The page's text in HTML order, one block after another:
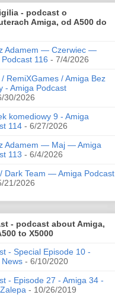
- podcast o
Amiga, od A500 do
Adamem — Czerwiec —
116 - 7/4/2026
/ RemiXGames / Amiga Bez
- Amiga Podcast
30/2026
komediowy 9 - Amiga
114 - 6/27/2026
Adamem — Maj — Amiga
113 - 6/4/2026
Dark Team — Amiga Podcast
21/2026
- podcast about Amiga,
to X5000
- Special Episode 10 -
- 6/10/2020
- Episode 27 - Amiga 34 -
- 10/26/2019